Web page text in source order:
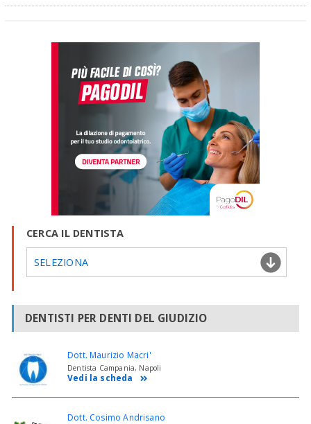
CERCA IL DENTISTA
SELEZIONA
DENTISTI PER DENTI DEL GIUDIZIO
Dott. Maurizio Macri'
Dentista Campania, Napoli
Vedi la scheda
Dott. Cosimo Andrisano